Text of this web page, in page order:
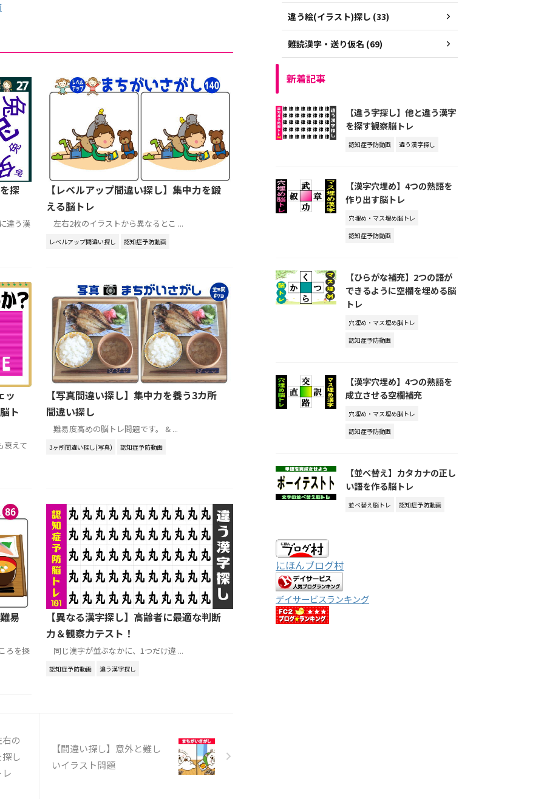
探
違う漢
【レベルアップ間違い探し】集中力を鍛
える脳トレ
左右2枚のイラストから異なるとこ ...
レベルアップ間違い探し 認知症予防動画
ッ
ト
衰えて
【写真間違い探し】集中力を養う3カ所
間違い探し
難易度高めの脳トレ問題です。 & ...
3ヶ所間違い探し(写真) 認知症予防動画
易
ろを探
【異なる漢字探し】高齢者に最適な判断
力＆観察力テスト！
同じ漢字が並ぶなかに、1つだけ違 ...
認知症予防動画 違う漢字探し
の
し
【間違い探し】意外と難し
いイラスト問題
違う絵(イラスト)探し (33)
難読漢字・送り仮名 (69)
新着記事
【違う字探し】他と違う漢字
を探す観察脳トレ
認知症予防動画 違う漢字探し
【漢字穴埋め】4つの熟語を
作り出す脳トレ
穴埋め・マス埋め脳トレ
認知症予防動画
【ひらがな補充】2つの語が
できるように空欄を埋める脳
トレ
穴埋め・マス埋め脳トレ
認知症予防動画
【漢字穴埋め】4つの熟語を
成立させる空欄補充
穴埋め・マス埋め脳トレ
認知症予防動画
【並べ替え】カタカナの正し
い語を作る脳トレ
並べ替え脳トレ 認知症予防動画
にほんブログ村
デイサービスランキング